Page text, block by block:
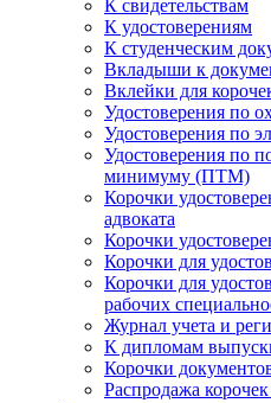
К свидетельствам
К удостоверениям
К студенческим
Вкладыши к
Вклейки для
Удостоверения по
Удостоверения по
Удостоверения по
минимуму (ПТМ)
Корочки
адвоката
Корочки
Корочки для
Корочки для
рабочих
Журнал учета и
К дипломам
Корочки
Распродажа